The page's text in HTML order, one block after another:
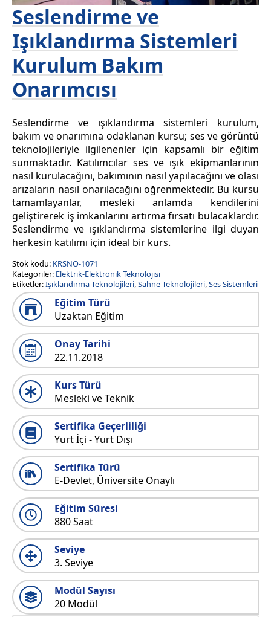
Seslendirme ve
Işıklandırma Sistemleri
Kurulum Bakım
Onarımcısı
Seslendirme ve ışıklandırma sistemleri kurulum,
bakım ve onarımına odaklanan kursu; ses ve görüntü
teknolojileriyle ilgilenenler için kapsamlı bir eğitim
sunmaktadır. Katılımcılar ses ve ışık ekipmanlarının
nasıl kurulacağını, bakımının nasıl yapılacağını ve olası
arızaların nasıl onarılacağını öğrenmektedir. Bu kursu
tamamlayanlar, mesleki anlamda kendilerini
geliştirerek iş imkanlarını artırma fırsatı bulacaklardır.
Seslendirme ve ışıklandırma sistemlerine ilgi duyan
herkesin katılımı için ideal bir kurs.
Stok kodu: KRSNO-1071
Kategoriler: Elektrik-Elektronik Teknolojisi
Etiketler:Işıklandırma Teknolojileri,Sahne Teknolojileri,Ses Sistemleri
Eğitim Türü
Uzaktan Eğitim
Onay Tarihi
22.11.2018
Kurs Türü
Mesleki ve Teknik
Sertifika Geçerliliği
Yurt İçi - Yurt Dışı
Sertifika Türü
E-Devlet, Üniversite Onaylı
Eğitim Süresi
880 Saat
Seviye
3. Seviye
Modül Sayısı
20 Modül